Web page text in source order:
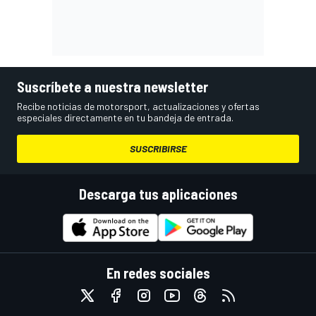
Suscríbete a nuestra newsletter
Recibe noticias de motorsport, actualizaciones y ofertas
especiales directamente en tu bandeja de entrada.
SUSCRIBIRSE
Descarga tus aplicaciones
En redes sociales